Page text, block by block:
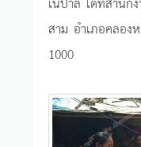
สาม อำเภอคลอง
1000